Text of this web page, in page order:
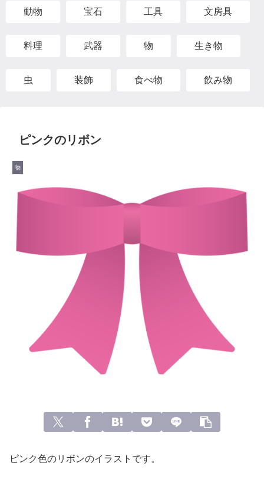
動物 宝石 工具 文房具
料理 武器 物 生き物
虫 装飾 食べ物 飲み物
ピンクのリボン
物
ピンク色のリボンのイラストです。